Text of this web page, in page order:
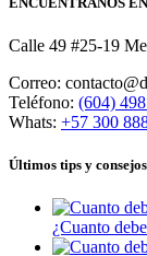
Calle 49 #25-19
Correo:
Teléfono: (604)
Whats: +57 300
Últimos tips y consejos
¿Cuanto